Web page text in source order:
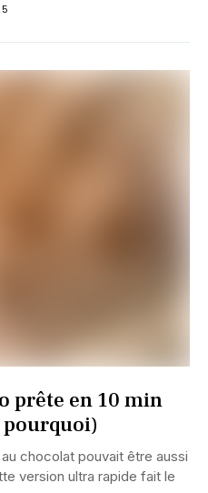
prête en 10 min
chocolat pouvait être aussi
version ultra rapide fait le